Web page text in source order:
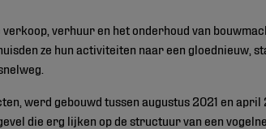
verhuur en het onderhoud van
ze hun activiteiten naar een gloednieuw,
werd gebouwd tussen augustus 2021 en
die erg lijken op de structuur van een